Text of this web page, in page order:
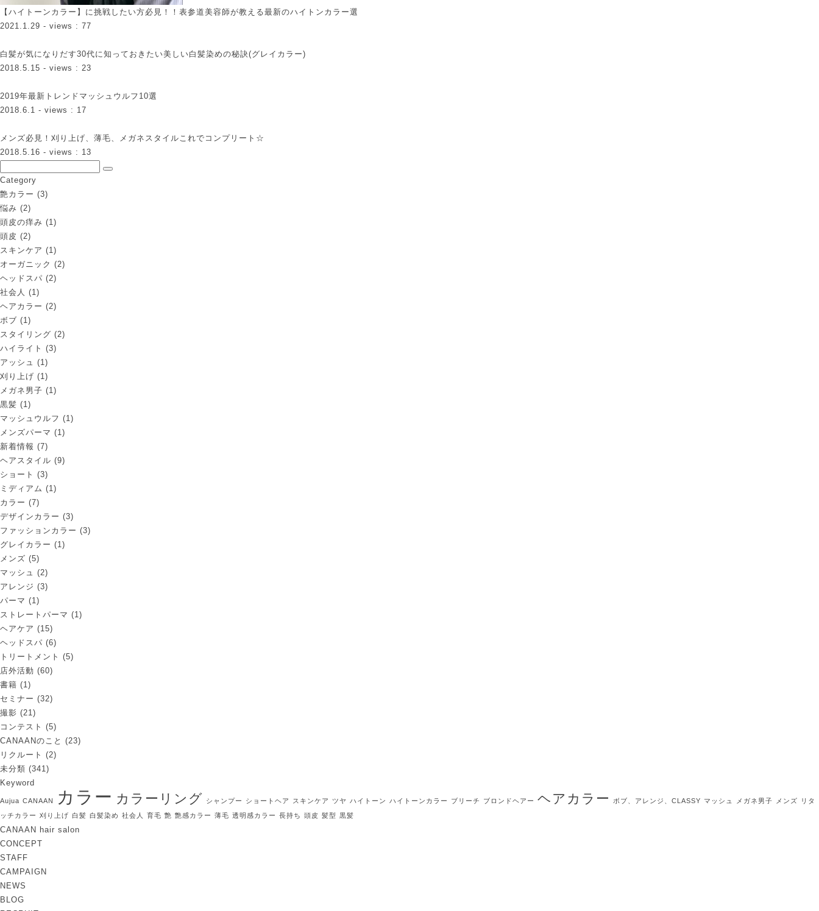
【ハイトーンカラー】に挑戦したい方必見！！表参道美容師が教える最新のハイトンカラー選
2021.1.29 - views : 77
白髪が気になりだす30代に知っておきたい美しい白髪染めの秘訣(グレイカラー)
2018.5.15 - views : 23
2019年最新トレンドマッシュウルフ10選
2018.6.1 - views : 17
メンズ必見！刈り上げ、薄毛、メガネスタイルこれでコンプリート☆
2018.5.16 - views : 13
Category
艶カラー (3)
悩み (2)
頭皮の痒み (1)
頭皮 (2)
スキンケア (1)
オーガニック (2)
ヘッドスパ (2)
社会人 (1)
ヘアカラー (2)
ボブ (1)
スタイリング (2)
ハイライト (3)
アッシュ (1)
刈り上げ (1)
メガネ男子 (1)
黒髪 (1)
マッシュウルフ (1)
メンズパーマ (1)
新着情報 (7)
ヘアスタイル (9)
ショート (3)
ミディアム (1)
カラー (7)
デザインカラー (3)
ファッションカラー (3)
グレイカラー (1)
メンズ (5)
マッシュ (2)
アレンジ (3)
パーマ (1)
ストレートパーマ (1)
ヘアケア (15)
ヘッドスパ (6)
トリートメント (5)
店外活動 (60)
書籍 (1)
セミナー (32)
撮影 (21)
コンテスト (5)
CANAANのこと (23)
リクルート (2)
未分類 (341)
Keyword
Aujua CANAAN カラー カラーリング シャンプー ショートヘア スキンケア ツヤ ハイトーン ハイトーンカラー ブリーチ ブロンドヘアー ヘアカラー ボブ、アレンジ、CLASSY マッシュ メガネ男子 メンズ
リタ
ッチカラー 刈り上げ 白髪 白髪染め 社会人 育毛 艶 艶感カラー 薄毛 透明感カラー 長持ち 頭皮 髪型 黒髪
CANAAN hair salon
CONCEPT
STAFF
CAMPAIGN
NEWS
BLOG